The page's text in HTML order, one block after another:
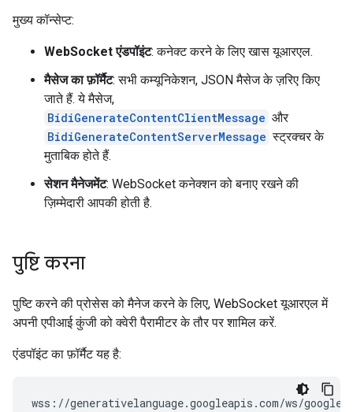
मुख्य कॉन्सेप्ट:
WebSocket एंडपॉइंट: कनेक्ट करने के लिए खास यूआरएल.
मैसेज का फ़ॉर्मैट: सभी कम्यूनिकेशन, JSON मैसेज के ज़रिए किए
जाते हैं. ये मैसेज,
BidiGenerateContentClientMessage और
BidiGenerateContentServerMessage स्ट्रक्चर के
मुताबिक होते हैं.
सेशन मैनेजमेंट: WebSocket कनेक्शन को बनाए रखने की
ज़िम्मेदारी आपकी होती है.
पुष्टि करना
पुष्टि करने की प्रोसेस को मैनेज करने के लिए, WebSocket यूआरएल में
अपनी एपीआई कुंजी को क्वेरी पैरामीटर के तौर पर शामिल करें.
एंडपॉइंट का फ़ॉर्मैट यह है: